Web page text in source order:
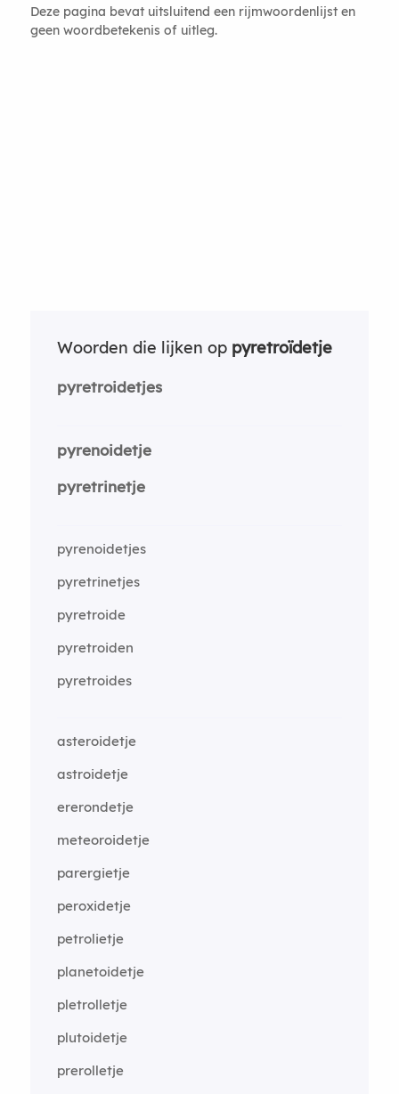
Deze pagina bevat uitsluitend een rijmwoordenlijst en
geen woordbetekenis of uitleg.
Woorden die lijken op pyretroïdetje
pyretroidetjes
pyrenoidetje
pyretrinetje
pyrenoidetjes
pyretrinetjes
pyretroide
pyretroiden
pyretroides
asteroidetje
astroidetje
ererondetje
meteoroidetje
parergietje
peroxidetje
petrolietje
planetoidetje
pletrolletje
plutoidetje
prerolletje